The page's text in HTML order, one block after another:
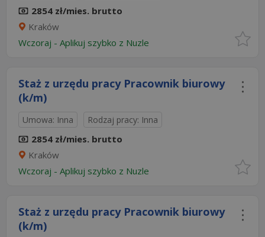
2854 zł/mies. brutto
Kraków
Wczoraj - Aplikuj szybko z Nuzle
Staż z urzędu pracy Pracownik biurowy
(k/m)
Umowa: Inna Rodzaj pracy: Inna
2854 zł/mies. brutto
Kraków
Wczoraj - Aplikuj szybko z Nuzle
Staż z urzędu pracy Pracownik biurowy
(k/m)